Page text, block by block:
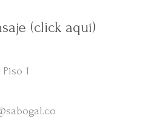
(click aquí)
1